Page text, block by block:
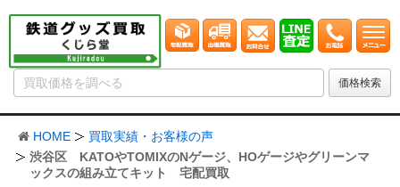
HOME
買取実績・お客様の声
渋谷区 KATOやTOMIXのNゲージ、HOゲージやグリーンマ
ックスの組み立てキット 宅配買取